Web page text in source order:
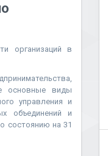
организаций в
основные виды
управления и
объединений и
состоянию на 31